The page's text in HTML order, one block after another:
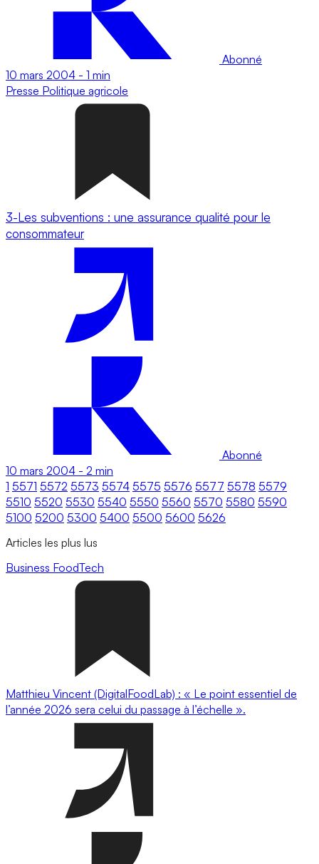
Abonné
10 mars 2004 - 1 min
Presse Politique agricole
3-Les subventions : une assurance qualité pour le
consommateur
Abonné
10 mars 2004 - 2 min
1 5571 5572 5573 5574 5575 5576 5577 5578 5579
5510 5520 5530 5540 5550 5560 5570 5580 5590
5100 5200 5300 5400 5500 5600 5626
Articles les plus lus
Business FoodTech
Matthieu Vincent (DigitalFoodLab) : « Le point essentiel de
l’année 2026 sera celui du passage à l’échelle ».